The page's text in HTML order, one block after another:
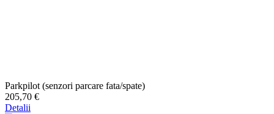
Parkpilot (senzori parcare fata/spate)
205,70 €
Detalii